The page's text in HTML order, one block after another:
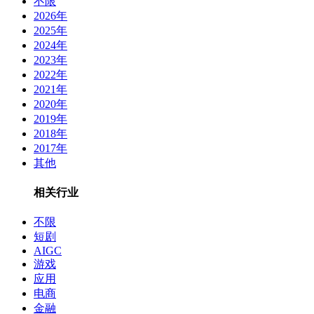
2026年
2025年
2024年
2023年
2022年
2021年
2020年
2019年
2018年
2017年
其他
相关行业
不限
短剧
AIGC
游戏
应用
电商
金融